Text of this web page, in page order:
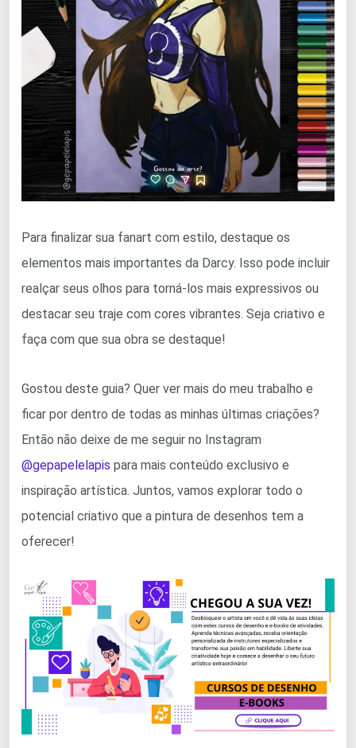
Para finalizar sua fanart com estilo, destaque os
elementos mais importantes da Darcy. Isso pode incluir
realçar seus olhos para torná-los mais expressivos ou
destacar seu traje com cores vibrantes. Seja criativo e
faça com que sua obra se destaque!
Gostou deste guia? Quer ver mais do meu trabalho e
ficar por dentro de todas as minhas últimas criações?
Então não deixe de me seguir no Instagram
@gepapelelapis para mais conteúdo exclusivo e
inspiração artística. Juntos, vamos explorar todo o
potencial criativo que a pintura de desenhos tem a
oferecer!